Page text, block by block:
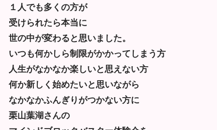
１人でも多くの方が
受けられたら本当に
世の中が変わると思いました。
いつも何かしら制限がかかってしまう方
人生がなかなか楽しいと思えない方
何か新しく始めたいと思いながら
なかなかふんぎりがつかない方に
栗山葉湖さんの